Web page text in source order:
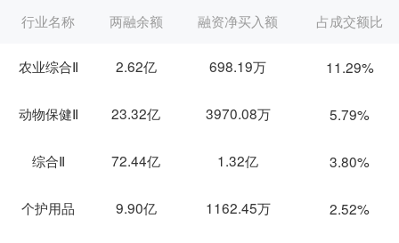
行业名称 两融余额 融资净买入额 占成交额比
农业综合Ⅱ 2.62亿 698.19万 11.29%
动物保健Ⅱ 23.32亿 3970.08万 5.79%
综合Ⅱ 72.44亿 1.32亿 3.80%
个护用品 9.90亿 1162.45万 2.52%